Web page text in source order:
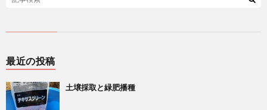
最近の投稿
土壌採取と緑肥播種